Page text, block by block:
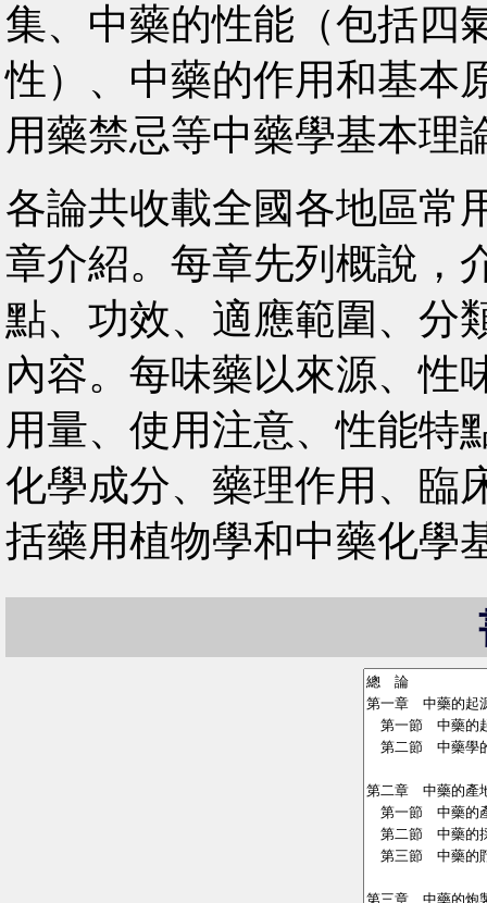
集、中藥的性能（包括四
性）、中藥的作用和基本
用藥禁忌等中藥學基本理
各論共收載全國各地區常
章介紹。每章先列概說，
點、功效、適應範圍、分
內容。每味藥以來源、性
用量、使用注意、性能特
化學成分、藥理作用、臨
括藥用植物學和中藥化學